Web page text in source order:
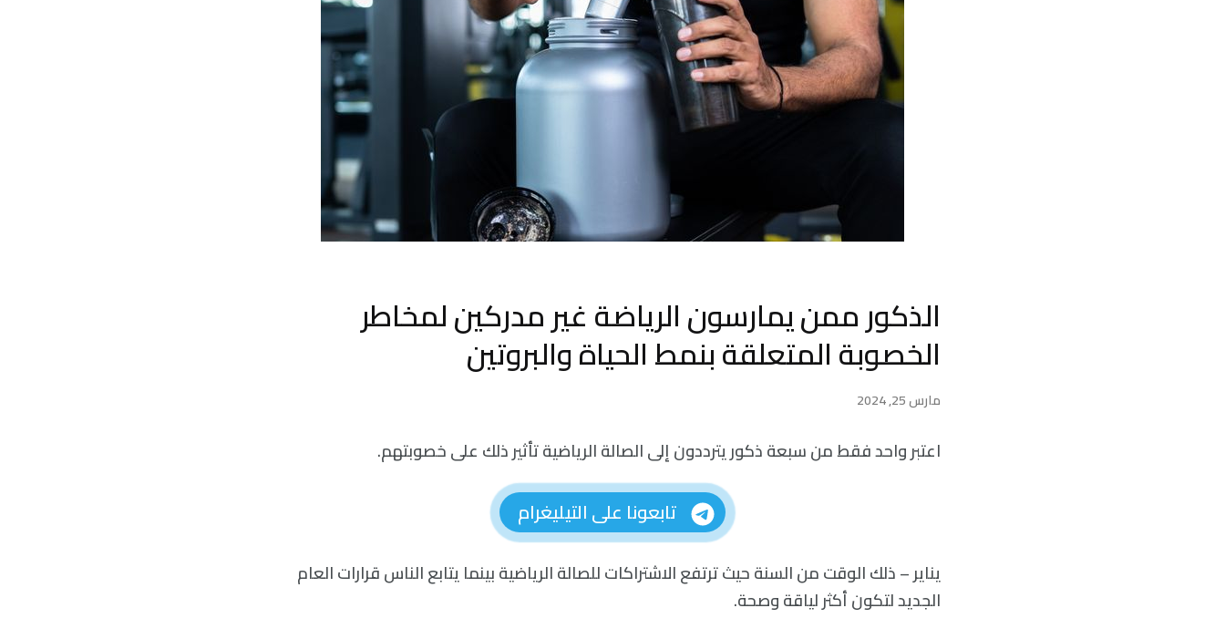
الذكور ممن يمارسون الرياضة غير مدركين لمخاطر
الخصوبة المتعلقة بنمط الحياة والبروتين
مارس 25, 2024
اعتبر واحد فقط من سبعة ذكور يترددون إلى الصالة الرياضية تأثير ذلك على خصوبتهم.
تابعونا على التيليغرام
يناير – ذلك الوقت من السنة حيث ترتفع الاشتراكات للصالة الرياضية بينما يتابع الناس قرارات العام
الجديد لتكون أكثر لياقة وصحة.